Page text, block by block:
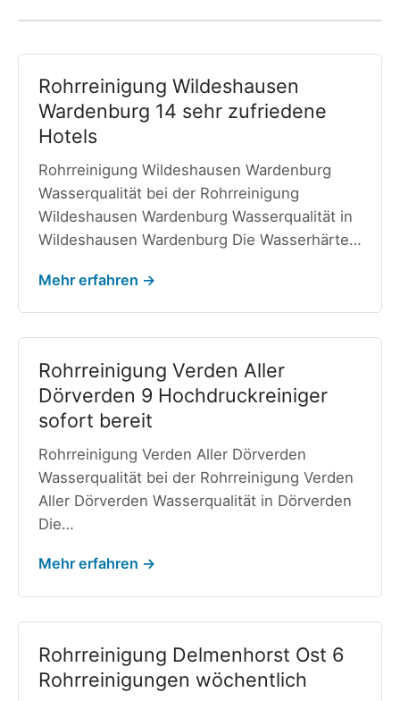
Rohrreinigung Wildeshausen
Wardenburg 14 sehr zufriedene
Hotels
Rohrreinigung Wildeshausen Wardenburg
Wasserqualität bei der Rohrreinigung
Wildeshausen Wardenburg Wasserqualität in
Wildeshausen Wardenburg Die Wasserhärte…
Mehr erfahren →
Rohrreinigung Verden Aller
Dörverden 9 Hochdruckreiniger
sofort bereit
Rohrreinigung Verden Aller Dörverden
Wasserqualität bei der Rohrreinigung Verden
Aller Dörverden Wasserqualität in Dörverden
Die…
Mehr erfahren →
Rohrreinigung Delmenhorst Ost 6
Rohrreinigungen wöchentlich